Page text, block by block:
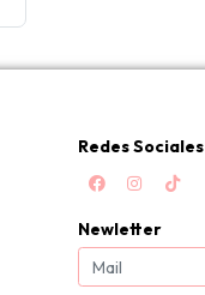
Redes Sociales
Newletter